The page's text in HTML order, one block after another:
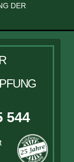
DER
544